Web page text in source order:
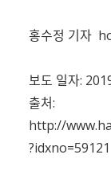
홍수정 기자
보도 일자:
출처:
http://
?idxno=59121